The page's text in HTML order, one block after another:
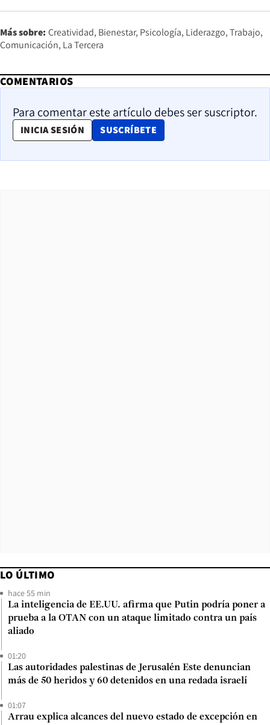
Más sobre: Creatividad Bienestar Psicología Liderazgo Trabajo
Comunicación La Tercera
COMENTARIOS
Para comentar este artículo debes ser suscriptor.
INICIA SESIÓN SUSCRÍBETE
OPENS IN NEW WINDOW
LO ÚLTIMO
hace 55 min
La inteligencia de EE.UU. afirma que Putin podría poner a
prueba a la OTAN con un ataque limitado contra un país
aliado
01:20
Las autoridades palestinas de Jerusalén Este denuncian
más de 50 heridos y 60 detenidos en una redada israelí
01:07
Arrau explica alcances del nuevo estado de excepción en